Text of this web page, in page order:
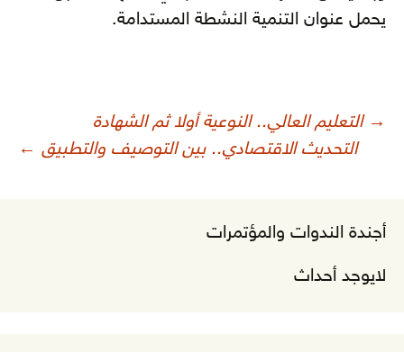
يحمل عنوان التنمية النشطة المستدامة.
تصفّح
المقالات
→ التعليم العالي.. النوعية أولا ثم الشهادة
التحديث الاقتصادي.. بين التوصيف والتطبيق ←
أجندة الندوات والمؤتمرات
لايوجد أحداث